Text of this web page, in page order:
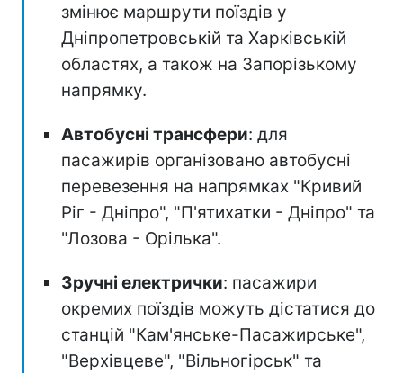
змінює маршрути поїздів у
Дніпропетровській та Харківській
областях, а також на Запорізькому
напрямку.
Автобусні трансфери: для
пасажирів організовано автобусні
перевезення на напрямках "Кривий
Ріг - Дніпро", "П'ятихатки - Дніпро" та
"Лозова - Орілька".
Зручні електрички: пасажири
окремих поїздів можуть дістатися до
станцій "Кам'янське-Пасажирське",
"Верхівцеве", "Вільногірськ" та